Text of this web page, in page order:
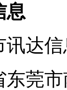
息
达
莞